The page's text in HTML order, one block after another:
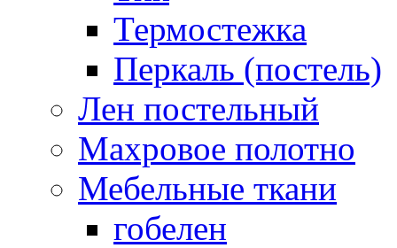
Термостежка
Перкаль (постель)
Лен постельный
Махровое полотно
Мебельные ткани
гобелен